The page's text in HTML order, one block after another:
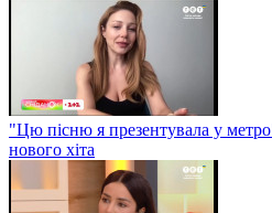
"Цю пісню я презентувала у
нового хіта